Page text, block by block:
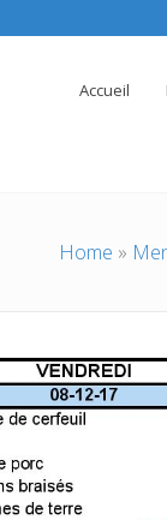
Accueil
Home »